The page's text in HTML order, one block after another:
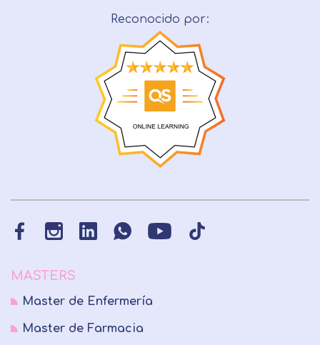
Reconocido por:
MASTERS
Master de Enfermería
Master de Farmacia